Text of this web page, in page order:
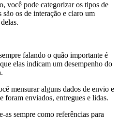
você pode categorizar os tipos de
são os de interação e claro um
falando o quão importante é
elas indicam um desempenho do
mensurar alguns dados de envio e
foram enviados, entregues e lidas.
as sempre como referências para